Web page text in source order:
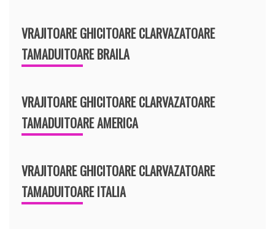
VRAJITOARE GHICITOARE CLARVAZATOARE
TAMADUITOARE BRAILA
VRAJITOARE GHICITOARE CLARVAZATOARE
TAMADUITOARE AMERICA
VRAJITOARE GHICITOARE CLARVAZATOARE
TAMADUITOARE ITALIA